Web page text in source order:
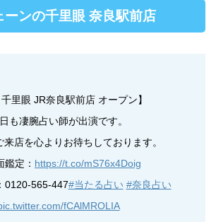
ーンの千里眼 奈良駅前店
千里眼 JR奈良駅前店 オープン】
も凄腕占い師が出演です。
来店を心よりお待ちしております。
定： https://t.co/mS76x4Doig
0120-565-447#当たる占い #奈良占い
fCAlMROLIA